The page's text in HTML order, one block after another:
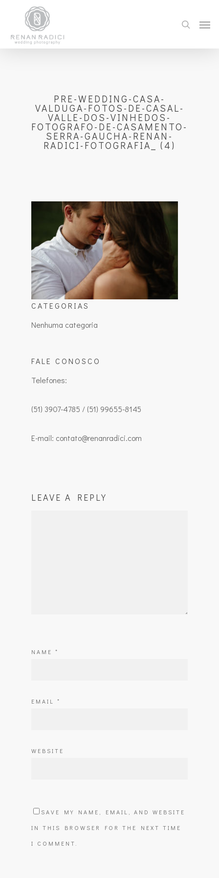
PRE-WEDDING-CASA-
VALDUGA-FOTOS-DE-CASAL-
VALLE-DOS-VINHEDOS-
FOTOGRAFO-DE-CASAMENTO-
SERRA-GAUCHA-RENAN-
RADICI-FOTOGRAFIA_ (4)
CATEGORIAS
Nenhuma categoria
FALE CONOSCO
Telefones:
(51) 3907-4785 / (51) 99655-8145
E-mail: contato@renanradici.com
LEAVE A REPLY
NAME *
EMAIL *
WEBSITE
SAVE MY NAME, EMAIL, AND WEBSITE
IN THIS BROWSER FOR THE NEXT TIME
I COMMENT.